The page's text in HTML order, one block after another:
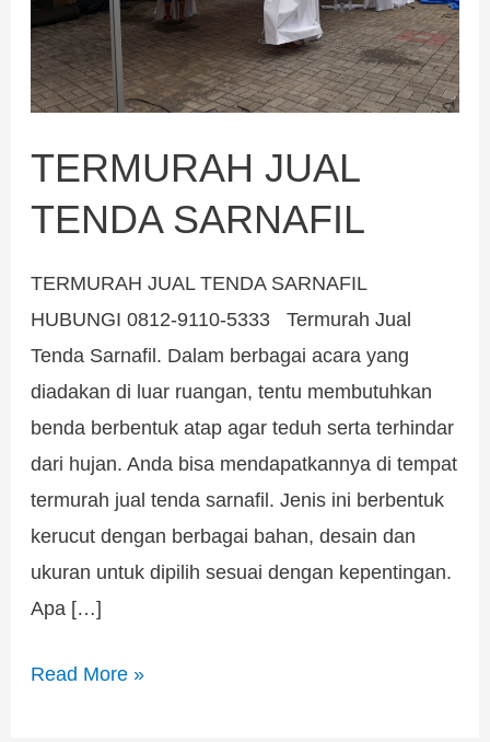
TERMURAH JUAL
TENDA SARNAFIL
TERMURAH JUAL TENDA SARNAFIL
HUBUNGI 0812-9110-5333 Termurah Jual
Tenda Sarnafil. Dalam berbagai acara yang
diadakan di luar ruangan, tentu membutuhkan
benda berbentuk atap agar teduh serta terhindar
dari hujan. Anda bisa mendapatkannya di tempat
termurah jual tenda sarnafil. Jenis ini berbentuk
kerucut dengan berbagai bahan, desain dan
ukuran untuk dipilih sesuai dengan kepentingan.
Apa […]
Read More »